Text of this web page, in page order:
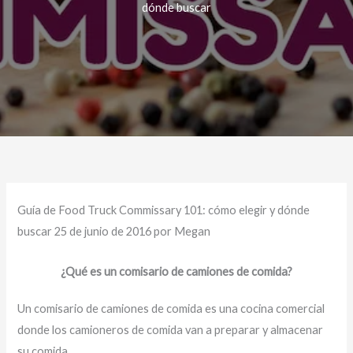
dónde buscar
Guía de Food Truck Commissary 101: cómo elegir y dónde
buscar 25 de junio de 2016 por Megan
¿Qué es un comisario de camiones de comida?
Un comisario de camiones de comida es una cocina comercial
donde los camioneros de comida van a preparar y almacenar